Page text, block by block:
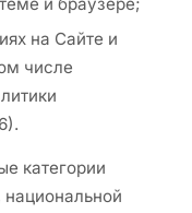
на Сайте и
числе
категории